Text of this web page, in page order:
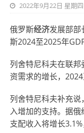
2022年9月22日 星期
俄罗斯经济发展部部
斯2024至2025年
列舍特尼科夫在联
资需求的增长，
列舍特尼科夫补充
入增加的支持。据
支配收入将增长